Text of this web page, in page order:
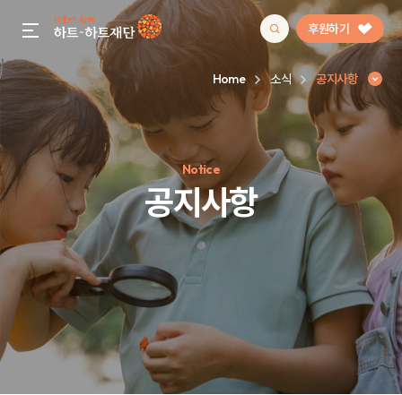
gnb menu open 후원하기
인기 키워드
#정기후원#하트플레이스#캠페인#팬덤후원
Home 소식 공지사항
Notice
공지사항